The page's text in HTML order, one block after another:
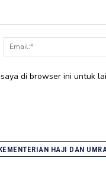
di browser ini untuk
HAJI DAN